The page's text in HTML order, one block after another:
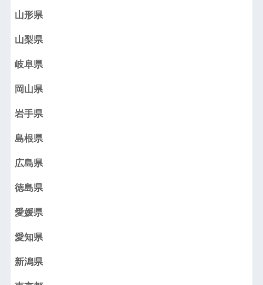
山形県
山梨県
岐阜県
岡山県
岩手県
島根県
広島県
徳島県
愛媛県
愛知県
新潟県